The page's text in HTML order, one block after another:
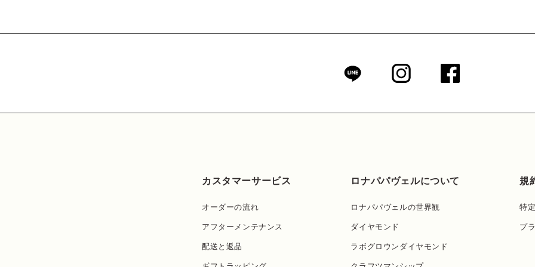
カスタマーサービス
オーダーの流れ
アフターメンテナンス
配送と返品
ロナパパヴェルについて
ロナパパヴェルの世界観
ダイヤモンド
ラボグロウンダイヤモンド
規
特
プ